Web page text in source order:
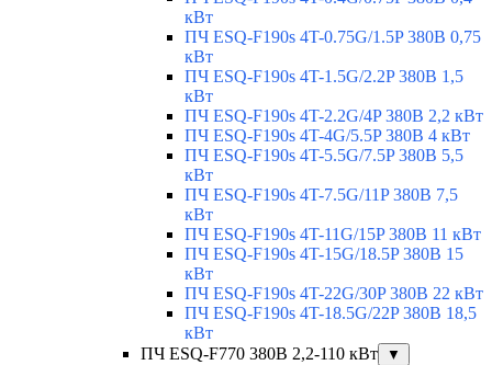
кВт
ПЧ ESQ-F190s 4T-0.75G/1.5P 380В 0,75
кВт
ПЧ ESQ-F190s 4T-1.5G/2.2P 380В 1,5
кВт
ПЧ ESQ-F190s 4T-2.2G/4P 380В 2,2 кВт
ПЧ ESQ-F190s 4T-4G/5.5P 380В 4 кВт
ПЧ ESQ-F190s 4T-5.5G/7.5P 380В 5,5
кВт
ПЧ ESQ-F190s 4T-7.5G/11P 380В 7,5
кВт
ПЧ ESQ-F190s 4T-11G/15P 380В 11 кВт
ПЧ ESQ-F190s 4T-15G/18.5P 380В 15
кВт
ПЧ ESQ-F190s 4T-22G/30P 380В 22 кВт
ПЧ ESQ-F190s 4T-18.5G/22P 380В 18,5
кВт
ПЧ ESQ-F770 380В 2,2-110 кВт
▼